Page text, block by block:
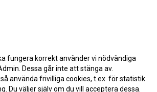
fungera korrekt använder vi nödvändiga
Dessa går inte att stänga av.
använda frivilliga cookies, t.ex. för statistik
Du väljer själv om du vill acceptera dessa.